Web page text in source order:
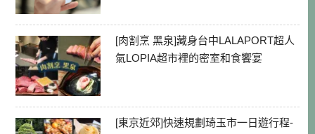
[肉割烹 黑泉]藏身台中LALAPORT超人
氣LOPIA超市裡的密室和食饗宴
[東京近郊]快速規劃琦玉市一日遊行程-